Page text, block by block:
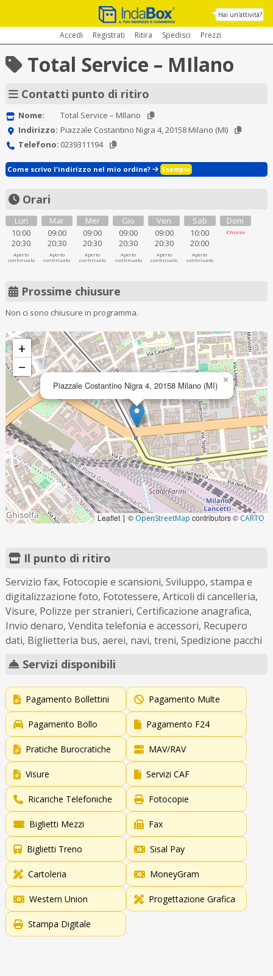
Hai un'attività?
Accedi Registrati Ritira Spedisci Prezzi
Total Service – MIlano
Contatti punto di ritiro
Nome:
Total Service – MIlano
Indirizzo: Piazzale Costantino Nigra 4, 20158 Milano (MI)
Telefono: 0239311194
Come scrivo l'indirizzo nel mio ordine? Esempio
Orari
Lun
10:00
20:30
Aperto
continuato
Mar
09:00
20:30
Aperto
continuato
Mer
09:00
20:30
Aperto
continuato
Gio
09:00
20:30
Aperto
continuato
Ven
09:00
20:30
Aperto
continuato
Sab
10:00
20:00
Aperto
continuato
Dom
Chiuso
Prossime chiusure
Non ci sono chiusure in programma.
Piazzale Costantino Nigra 4, 20158 Milano (MI) ×
+
−
Leaflet | ©OpenStreetMap contributors © CARTO
Il punto di ritiro
Servizio fax, Fotocopie e scansioni, Sviluppo, stampa e
digitalizzazione foto, Fototessere, Articoli di cancelleria,
Visure, Polizze per stranieri, Certificazione anagrafica,
Invio denaro, Vendita telefonia e accessori, Recupero
dati, Biglietteria bus, aerei, navi, treni, Spedizione pacchi
Servizi disponibili
Pagamento Bollettini Pagamento Multe
Pagamento Bollo Pagamento F24
Pratiche Burocratiche MAV/RAV
Visure Servizi CAF
Ricariche Telefoniche Fotocopie
Biglietti Mezzi Fax
Biglietti Treno Sisal Pay
Cartoleria MoneyGram
Western Union Progettazione Grafica
Stampa Digitale